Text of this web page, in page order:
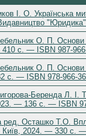
І. О. Українська
О. П. Основи
с. — ISBN 987-
О. П. Основи
с. — ISBN 978-966-
Беренда Л. І.
— 136 с. — ISBN
ред. Осташко Т.О.
2024. — 330 с. —